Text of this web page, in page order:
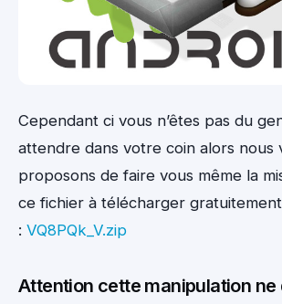
Cependant ci vous n’êtes pas du
attendre dans votre coin alors nous
proposons de faire vous même la
ce fichier à télécharger gratuitement
: VQ8PQk_V.zip
Attention cette manipulation